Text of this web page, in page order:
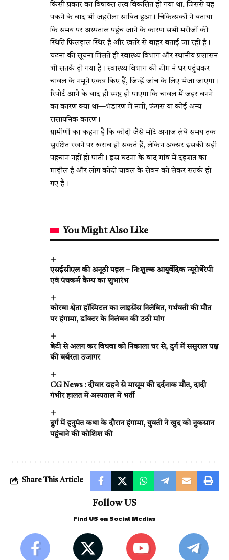
किसी प्रकार का विषाक्त तत्व विकसित हो गया था, जिससे यह
पकने के बाद भी जहरीला साबित हुआ। चिकित्सकों ने बताया
कि समय पर अस्पताल पहुंच जाने के कारण सभी मरीजों की
स्थिति फिलहाल स्थिर है और खतरे से बाहर बताई जा रही है।
घटना की सूचना मिलते ही स्वास्थ्य विभाग और स्थानीय प्रशासन
भी सतर्क हो गया है। स्वास्थ्य विभाग की टीम ने घर पहुंचकर
चावल के नमूने एकत्र किए हैं, जिन्हें जांच के लिए भेजा जाएगा।
रिपोर्ट आने के बाद ही स्पष्ट हो पाएगा कि चावल में जहर बनने
का कारण क्या था—भंडारण में नमी, फंगस या कोई अन्य
रासायनिक कारण।
ग्रामीणों का कहना है कि कोदो जैसे मोटे अनाज लंबे समय तक
सुरक्षित रखने पर खराब हो सकते हैं, लेकिन अक्सर इसकी सही
पहचान नहीं हो पाती। इस घटना के बाद गांव में दहशत का
माहौल है और लोग कोदो चावल के सेवन को लेकर सतर्क हो
गए हैं।
You Might Also Like
एसईसीएल की अनूठी पहल – निःशुल्क आयुर्वेदिक न्यूरोथेरेपी
एवं पंचकर्म कैम्प का शुभारंभ
कोरबा श्वेता हॉस्पिटल का लाइसेंस निलंबित, गर्भवती की मौत
पर हंगामा, डॉक्टर के निलंबन की उठी मांग
बेटी से अलग कर विधवा को निकाला घर से, दुर्ग में ससुराल पक्ष
की बर्बरता उजागर
CG News : दीवार ढहने से मासूम की दर्दनाक मौत, दादी
गंभीर हालत में अस्पताल में भर्ती
दुर्ग में हनुमंत कथा के दौरान हंगामा, युवती ने खुद को नुकसान
पहुंचाने की कोशिश की
Share This Article
Follow US
Find US on Social Medias